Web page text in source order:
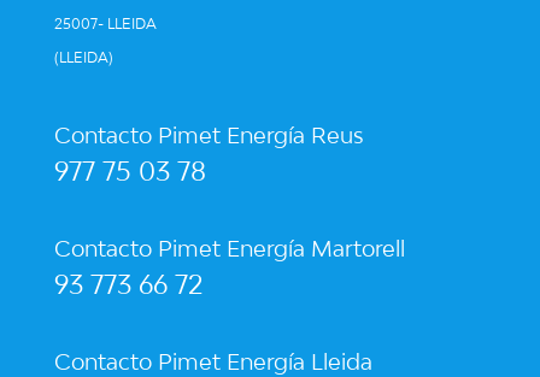
25007- LLEIDA
(LLEIDA)
Contacto Pimet Energía Reus
977 75 03 78
Contacto Pimet Energía Martorell
93 773 66 72
Contacto Pimet Energía Lleida